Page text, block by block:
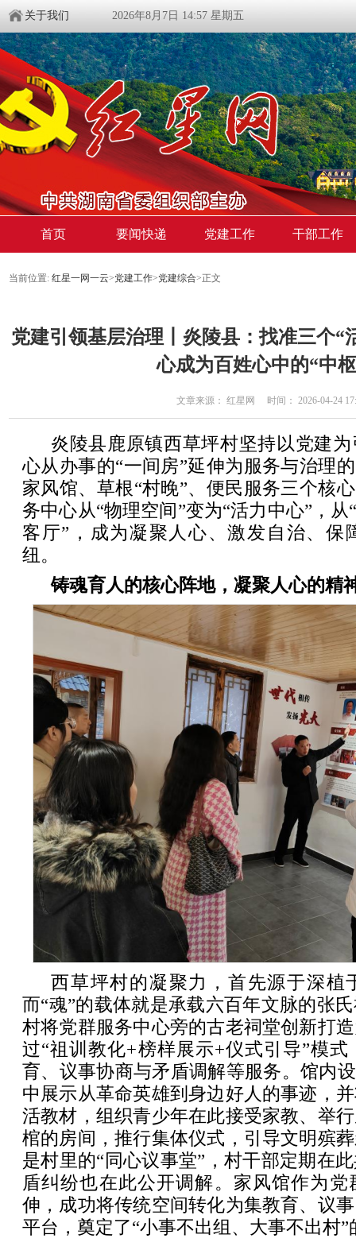
关于我们 2026年8月7日 14:57 星期五
首页 要闻快递 党建工作 干部工作
当前位置: 红星一网一云>党建工作>党建综合>正文
党建引领基层治理丨炎陵县：找准三个“
心成为百姓心中的“中
文章来源： 红星网 时间： 2026-04-24
炎陵县鹿原镇西草坪村坚持以党建
心从办事的“一间房”延伸为服务与治理
家风馆、草根“村晚”、便民服务三个核
务中心从“物理空间”变为“活力中心”，从
客厅”，成为凝聚人心、激发自治、保
纽。
铸魂育人的核心阵地，凝聚人心的精
西草坪村的凝聚力，首先源于深植
而“魂”的载体就是承载六百年文脉的张
村将党群服务中心旁的古老祠堂创新打
过“祖训教化+榜样展示+仪式引导”模
育、议事协商与矛盾调解等服务。馆内
中展示从革命英雄到身边好人的事迹，
活教材，组织青少年在此接受家教、举
棺的房间，推行集体仪式，引导文明殡
是村里的“同心议事堂”，村干部定期在
盾纠纷也在此公开调解。家风馆作为
伸，成功将传统空间转化为集教育、议
平台，奠定了“小事不出组、大事不出村